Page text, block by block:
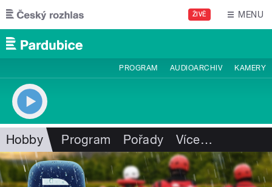
Přejít k hlavnímu obsahu
ŽIVĚ MENU
PROGRAM AUDIOARCHIV KAMERY
Hobby Program Pořady Více…